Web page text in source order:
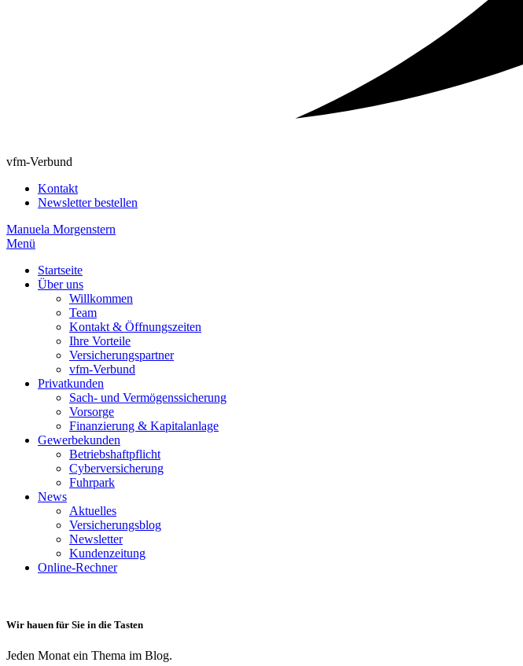
vfm-Verbund
Kontakt
Newsletter bestellen
Manuela Morgenstern
Menü
Startseite
Über uns
Willkommen
Team
Kontakt & Öffnungszeiten
Ihre Vorteile
Versicherungspartner
vfm-Verbund
Privatkunden
Sach- und Vermögenssicherung
Vorsorge
Finanzierung & Kapitalanlage
Gewerbekunden
Betriebshaftpflicht
Cyberversicherung
Fuhrpark
News
Aktuelles
Versicherungsblog
Newsletter
Kundenzeitung
Online-Rechner
Wir hauen für Sie in die Tasten
Jeden Monat ein Thema im Blog.